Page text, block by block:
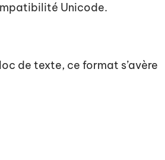
Unicode.
de texte, ce format s’avère